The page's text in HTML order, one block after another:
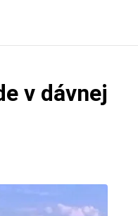
v dávnej